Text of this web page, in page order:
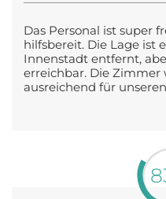
Das Personal ist super
hilfsbereit. Die Lage ist
Innenstadt entfernt,
erreichbar. Die Zimmer
ausreichend für